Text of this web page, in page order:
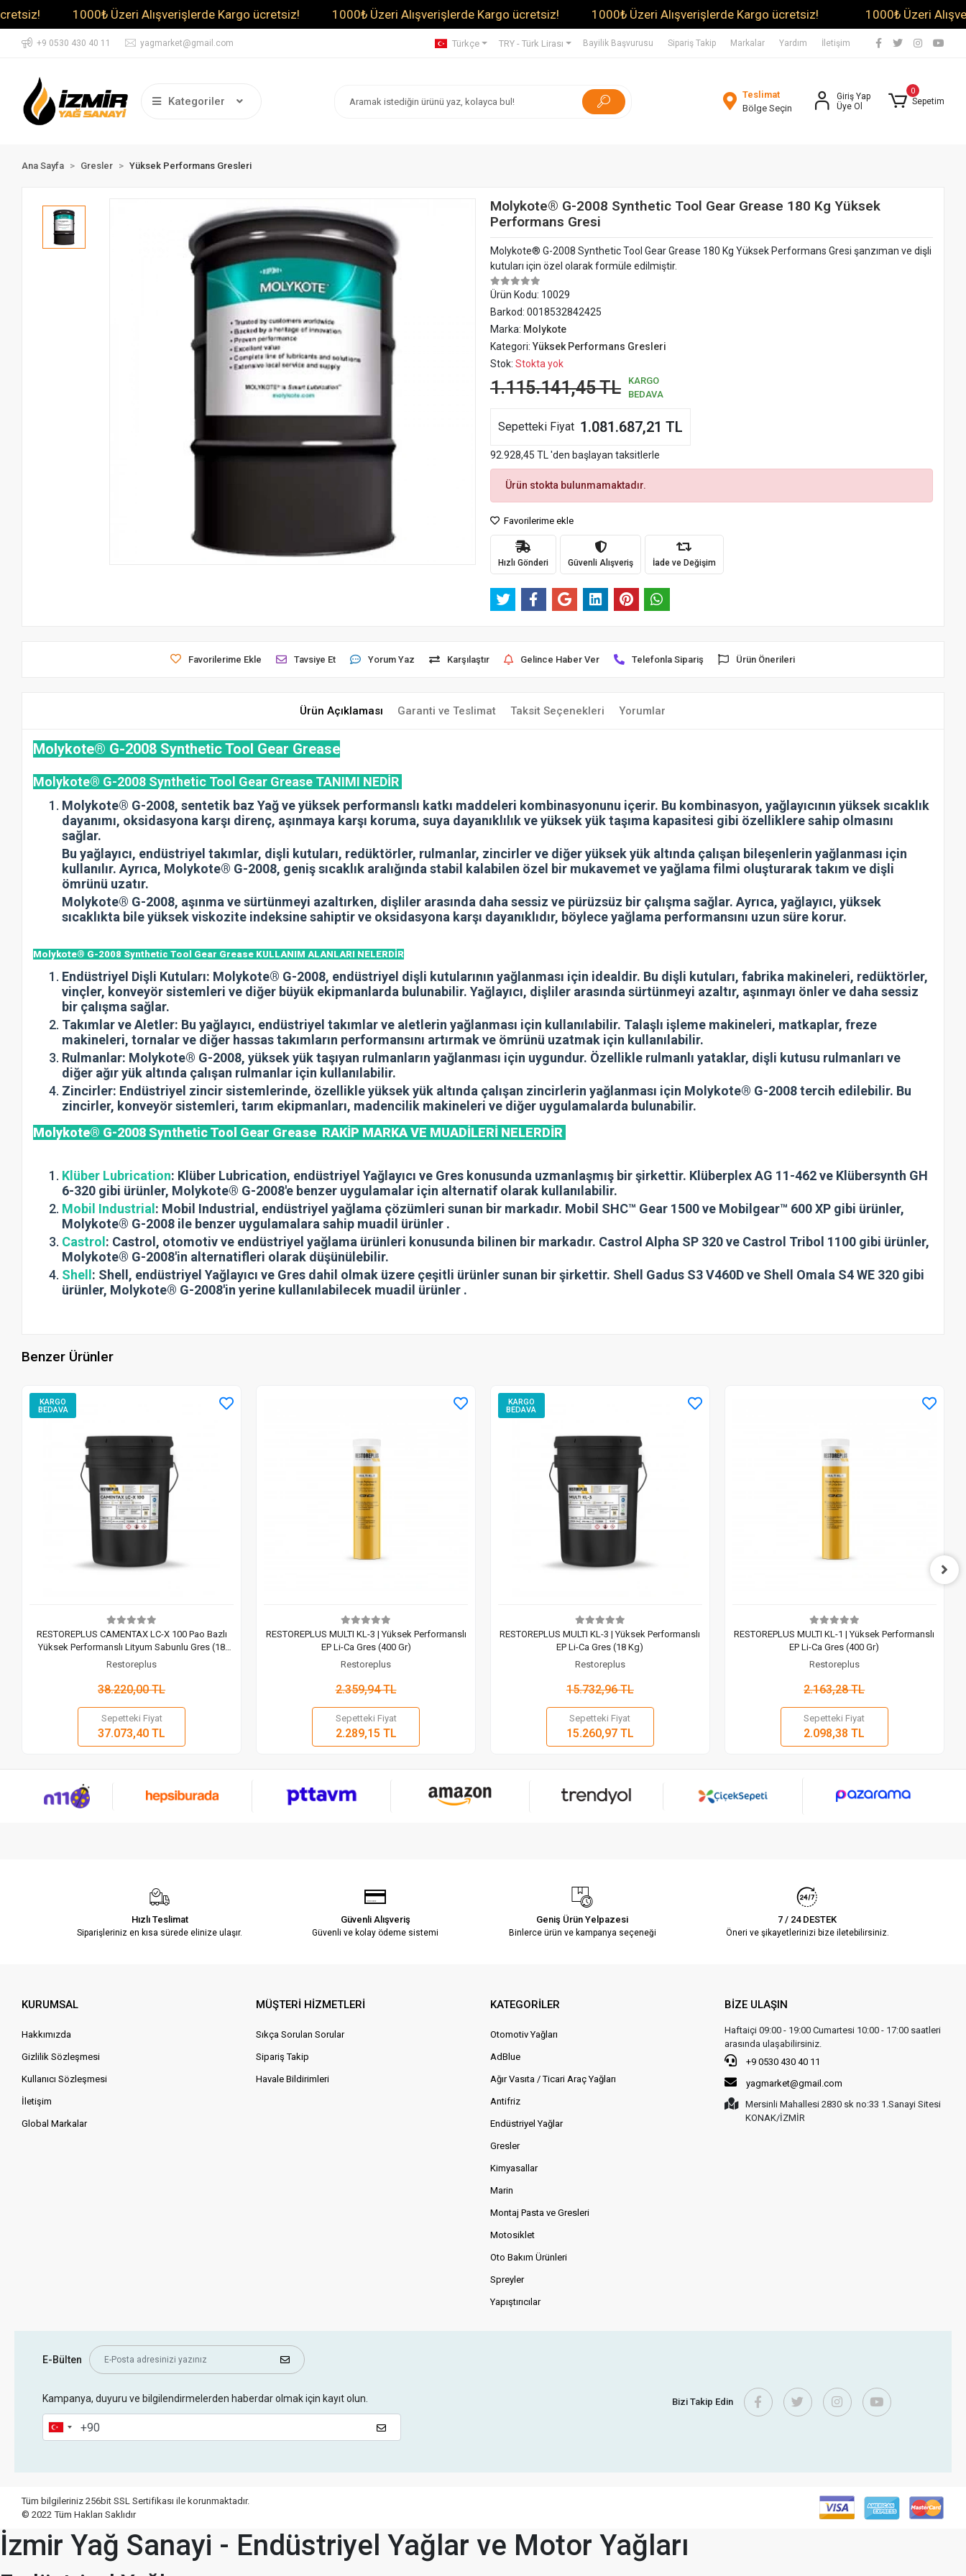
1000₺ Üzeri Alışverişlerde Kargo ücretsiz! 1000₺ Üzeri Alışverişlerde Kargo ücretsiz! 1000₺ Üzeri Alışverişlerde Kargo ücretsiz! 1000₺ Üzeri
+9 0530 430 40 11 yagmarket@gmail.com Türkçe TRY - Türk Lirası Bayilik Başvurusu Sipariş Takip Markalar Yardım İletişim
Kategoriler
Teslimat
Bölge Seçin
Giriş Yap
Üye Ol
0
Sepetim
Ana Sayfa Gresler Yüksek Performans Gresleri
Molykote® G-2008 Synthetic Tool Gear Grease 180 Kg Yüksek
Performans Gresi
Molykote® G-2008 Synthetic Tool Gear Grease 180 Kg Yüksek Performans Gresi şanzıman ve dişli
kutuları için özel olarak formüle edilmiştir.
Ürün Kodu: 10029
Barkod: 0018532842425
Marka: Molykote
Kategori:Yüksek Performans Gresleri
Stok: Stokta yok
1.115.141,45 TL
KARGO
BEDAVA
Sepetteki Fiyat 1.081.687,21 TL
92.928,45 TL 'den başlayan taksitlerle
Ürün stokta bulunmamaktadır.
Favorilerime ekle
Hızlı Gönderi Güvenli Alışveriş İade ve Değişim
Favorilerime Ekle Tavsiye Et Yorum Yaz Karşılaştır Gelince Haber Ver Telefonla Sipariş Ürün Önerileri
Ürün Açıklaması Garanti ve Teslimat Taksit Seçenekleri Yorumlar
Molykote® G-2008 Synthetic Tool Gear Grease
Molykote® G-2008 Synthetic Tool Gear Grease TANIMI NEDİR
Molykote® G-2008, sentetik baz Yağ ve yüksek performanslı katkı maddeleri kombinasyonunu içerir. Bu kombinasyon, yağlayıcının yüksek sıcaklık
dayanımı, oksidasyona karşı direnç, aşınmaya karşı koruma, suya dayanıklılık ve yüksek yük taşıma kapasitesi gibi özelliklere sahip olmasını
sağlar.
Bu yağlayıcı, endüstriyel takımlar, dişli kutuları, redüktörler, rulmanlar, zincirler ve diğer yüksek yük altında çalışan bileşenlerin yağlanması için
kullanılır. Ayrıca, Molykote® G-2008, geniş sıcaklık aralığında stabil kalabilen özel bir mukavemet ve yağlama filmi oluşturarak takım ve dişli
ömrünü uzatır.
Molykote® G-2008, aşınma ve sürtünmeyi azaltırken, dişliler arasında daha sessiz ve pürüzsüz bir çalışma sağlar. Ayrıca, yağlayıcı, yüksek
sıcaklıkta bile yüksek viskozite indeksine sahiptir ve oksidasyona karşı dayanıklıdır, böylece yağlama performansını uzun süre korur.
Molykote® G-2008 Synthetic Tool Gear Grease KULLANIM ALANLARI NELERDİR
Endüstriyel Dişli Kutuları: Molykote® G-2008, endüstriyel dişli kutularının yağlanması için idealdir. Bu dişli kutuları, fabrika makineleri, redüktörler,
vinçler, konveyör sistemleri ve diğer büyük ekipmanlarda bulunabilir. Yağlayıcı, dişliler arasında sürtünmeyi azaltır, aşınmayı önler ve daha sessiz
bir çalışma sağlar.
Takımlar ve Aletler: Bu yağlayıcı, endüstriyel takımlar ve aletlerin yağlanması için kullanılabilir. Talaşlı işleme makineleri, matkaplar, freze
makineleri, tornalar ve diğer hassas takımların performansını artırmak ve ömrünü uzatmak için kullanılabilir.
Rulmanlar: Molykote® G-2008, yüksek yük taşıyan rulmanların yağlanması için uygundur. Özellikle rulmanlı yataklar, dişli kutusu rulmanları ve
diğer ağır yük altında çalışan rulmanlar için kullanılabilir.
Zincirler: Endüstriyel zincir sistemlerinde, özellikle yüksek yük altında çalışan zincirlerin yağlanması için Molykote® G-2008 tercih edilebilir. Bu
zincirler, konveyör sistemleri, tarım ekipmanları, madencilik makineleri ve diğer uygulamalarda bulunabilir.
Molykote® G-2008 Synthetic Tool Gear Grease RAKİP MARKA VE MUADİLERİ NELERDİR
Klüber Lubrication: Klüber Lubrication, endüstriyel Yağlayıcı ve Gres konusunda uzmanlaşmış bir şirkettir. Klüberplex AG 11-462 ve Klübersynth GH
6-320 gibi ürünler, Molykote® G-2008'e benzer uygulamalar için alternatif olarak kullanılabilir.
Mobil Industrial : Mobil Industrial, endüstriyel yağlama çözümleri sunan bir markadır. Mobil SHC™ Gear 1500 ve Mobilgear™ 600 XP gibi ürünler,
Molykote® G-2008 ile benzer uygulamalara sahip muadil ürünler .
Castrol : Castrol, otomotiv ve endüstriyel yağlama ürünleri konusunda bilinen bir markadır. Castrol Alpha SP 320 ve Castrol Tribol 1100 gibi ürünler,
Molykote® G-2008'in alternatifleri olarak düşünülebilir.
Shell : Shell, endüstriyel Yağlayıcı ve Gres dahil olmak üzere çeşitli ürünler sunan bir şirkettir. Shell Gadus S3 V460D ve Shell Omala S4 WE 320 gibi
ürünler, Molykote® G-2008'in yerine kullanılabilecek muadil ürünler .
Benzer Ürünler
KARGO
BEDAVA
RESTOREPLUS CAMENTAX LC-X 100 Pao Bazlı
Yüksek Performanslı Lityum Sabunlu Gres (18
Kg)
Restoreplus
38.220,00 TL
Sepetteki Fiyat
37.073,40 TL
Adet
Sepete Ekle
RESTOREPLUS MULTI KL-3 | Yüksek Performanslı
EP Li-Ca Gres (400 Gr)
Restoreplus
2.359,94 TL
Sepetteki Fiyat
2.289,15 TL
Adet
Sepete Ekle
KARGO
BEDAVA
RESTOREPLUS MULTI KL-3 | Yüksek Performanslı
EP Li-Ca Gres (18 Kg)
Restoreplus
15.732,96 TL
Sepetteki Fiyat
15.260,97 TL
Adet
Sepete Ekle
RESTOREPLUS MULTI KL-1 | Yüksek Performanslı
EP Li-Ca Gres (400 Gr)
Restoreplus
2.163,28 TL
Sepetteki Fiyat
2.098,38 TL
Adet
Sepete Ekle
Hızlı Teslimat
Siparişleriniz en kısa sürede elinize ulaşır.
Güvenli Alışveriş
Güvenli ve kolay ödeme sistemi
Geniş Ürün Yelpazesi
Binlerce ürün ve kampanya seçeneği
7 / 24 DESTEK
Öneri ve şikayetlerinizi bize iletebilirsiniz.
KURUMSAL
Hakkımızda
Gizlilik Sözleşmesi
Kullanıcı Sözleşmesi
İletişim
Global Markalar
MÜŞTERİ HİZMETLERİ
Sıkça Sorulan Sorular
Sipariş Takip
Havale Bildirimleri
KATEGORİLER
Otomotiv Yağları
AdBlue
Ağır Vasıta / Ticari Araç Yağları
Antifriz
Endüstriyel Yağlar
Gresler
Kimyasallar
Marin
Montaj Pasta ve Gresleri
Motosiklet
Oto Bakım Ürünleri
Spreyler
Yapıştırıcılar
BİZE ULAŞIN
Haftaiçi 09:00 - 19:00 Cumartesi 10:00 - 17:00 saatleri
arasında ulaşabilirsiniz.
+9 0530 430 40 11
yagmarket@gmail.com
Mersinli Mahallesi 2830 sk no:33 1.Sanayi Sitesi
KONAK/İZMİR
E-Bülten
Kampanya, duyuru ve bilgilendirmelerden haberdar olmak için kayıt olun. Bizi Takip Edin
Tüm bilgileriniz 256bit SSL Sertifikası ile korunmaktadır.
© 2022Tüm Hakları Saklıdır
İzmir Yağ Sanayi - Endüstriyel Yağlar ve Motor Yağları